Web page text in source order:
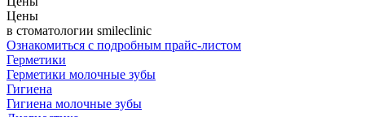
Цены
в стоматологии smileclinic
Ознакомиться с подробным прайс-листом
Герметики
Герметики молочные зубы
Гигиена
Гигиена молочные зубы